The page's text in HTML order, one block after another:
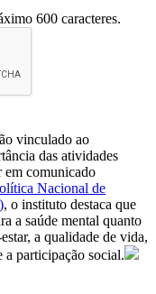
600 caracteres.
vinculado ao
das atividades
em comunicado
Nacional de
, o instituto destaca que
a saúde mental quanto
a qualidade de vida,
a participação social.